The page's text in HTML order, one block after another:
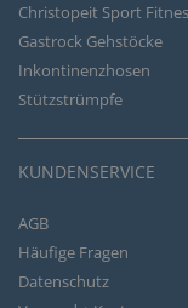
Christopeit Sport
Gastrock Gehstöcke
Inkontinenzhosen
Stützstrümpfe
KUNDENSERVICE
AGB
Häufige Fragen
Datenschutz